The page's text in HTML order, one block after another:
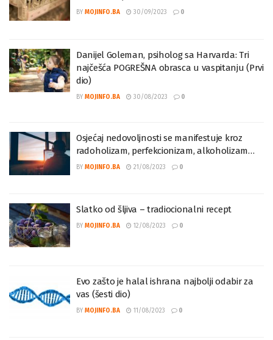
BY MOJINFO.BA 30/09/2023 0
Danijel Goleman, psiholog sa Harvarda: Tri
najčešća POGREŠNA obrasca u vaspitanju (Prvi
dio)
BY MOJINFO.BA 30/08/2023 0
Osjećaj nedovoljnosti se manifestuje kroz
radoholizam, perfekcionizam, alkoholizam…
BY MOJINFO.BA 21/08/2023 0
Slatko od šljiva – tradiocionalni recept
BY MOJINFO.BA 12/08/2023 0
Evo zašto je halal ishrana najbolji odabir za
vas (šesti dio)
BY MOJINFO.BA 11/08/2023 0